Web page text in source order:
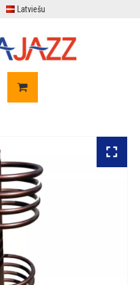
Latviešu